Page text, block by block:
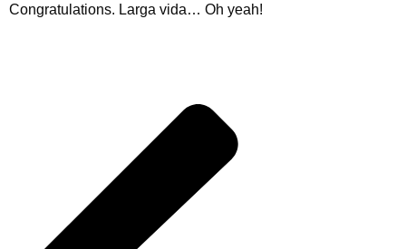
Congratulations. Larga vida… Oh yeah!